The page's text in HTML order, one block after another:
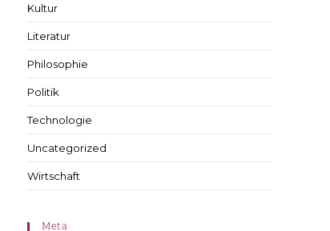
Kultur
Literatur
Philosophie
Politik
Technologie
Uncategorized
Wirtschaft
Meta